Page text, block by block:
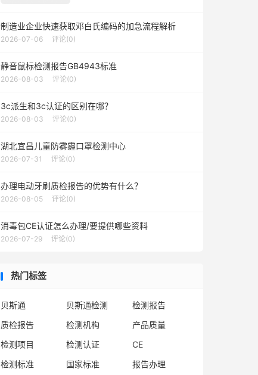
制造业企业快速获取邓白氏编码的加急流程解析
2026-07-06 评论(0)
静音鼠标检测报告GB4943标准
2026-08-03 评论(0)
3c派生和3c认证的区别在哪？
2026-08-03 评论(0)
湖北宜昌儿童防雾霾口罩检测中心
2026-07-31 评论(0)
办理电动牙刷质检报告的优势有什么？
2026-08-05 评论(0)
消毒包CE认证怎么办理/要提供哪些资料
2026-07-29 评论(0)
热门标签
贝斯通 贝斯通检测
检测报告
质检报告
检测机构
产品质量
检测项目
检测认证
CE
检测标准
国家标准
报告办理